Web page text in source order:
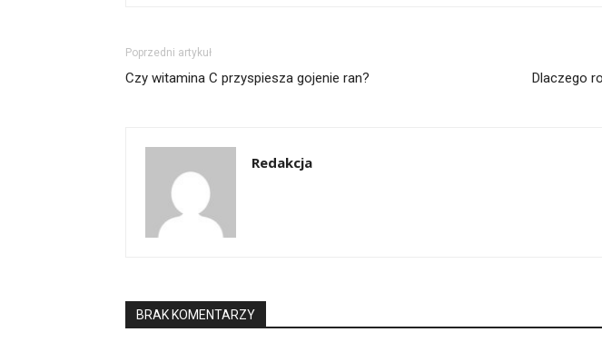
Poprzedni artykuł
Czy witamina C przyspiesza gojenie ran? Dlaczego
Redakcja
BRAK KOMENTARZY